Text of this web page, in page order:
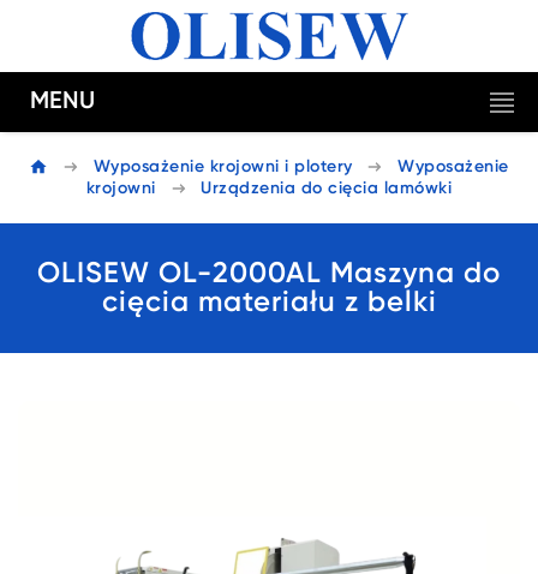
MENU
Wyposażenie krojowni i plotery
Wyposażenie
krojowni
Urządzenia do cięcia lamówki
OLISEW OL-2000AL Maszyna do
cięcia materiału z belki